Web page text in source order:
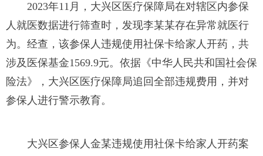
2023年11月，大兴区医疗保障局在对辖区内参保
人就医数据进行筛查时，发现李某某存在异常就医行
为。经查，该参保人违规使用社保卡给家人开药，共
涉及医保基金1569.9元。依据《中华人民共和国社会保
险法》，大兴区医疗保障局追回全部违规费用，并对
参保人进行警示教育。
大兴区参保人金某违规使用社保卡给家人开药案